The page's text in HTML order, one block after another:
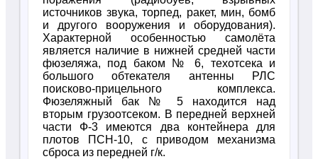
источников звука, торпед, ракет, мин, бомб
и другого вооружения и оборудования).
Характерной особенностью самолёта
является наличие в нижней средней части
фюзеляжа, под баком № 6, техотсека и
большого обтекателя антенны РЛС
поисково-прицельного комплекса.
Фюзеляжный бак № 5 находится над
вторым грузоотсеком. В передней верхней
части Ф-3 имеются два контейнера для
плотов ПСН-10, с приводом механизма
сброса из передней г/к.